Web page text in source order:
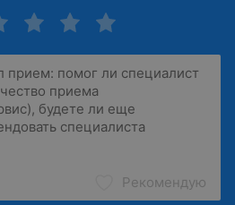
Рекомендую